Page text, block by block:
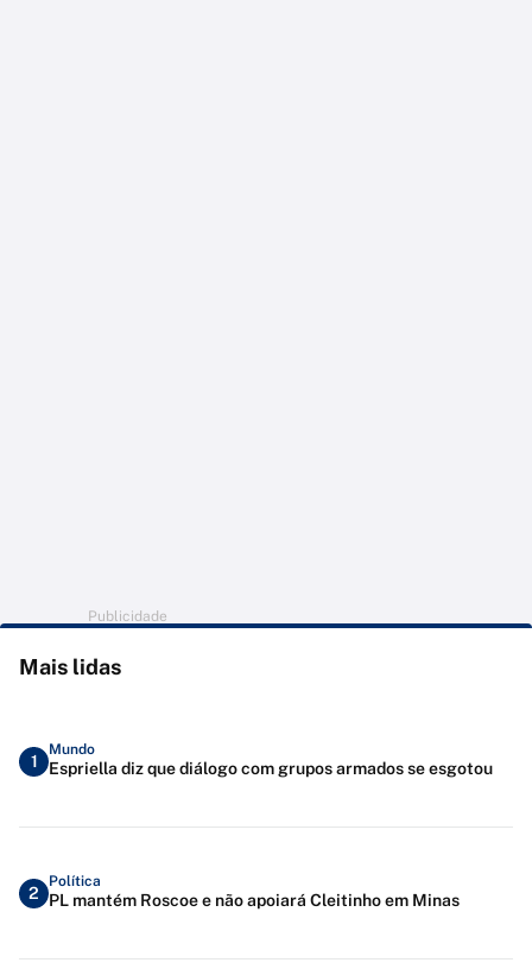
Publicidade
Mais lidas
1
Mundo
Espriella diz que diálogo com grupos armados se esgotou
2
Política
PL mantém Roscoe e não apoiará Cleitinho em Minas